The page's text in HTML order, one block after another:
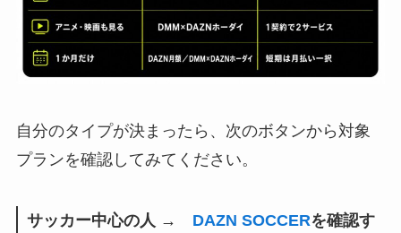
自分のタイプが決まったら、次のボタンから対象
プランを確認してみてください。
サッカー中心の人 → DAZN SOCCERを確認す